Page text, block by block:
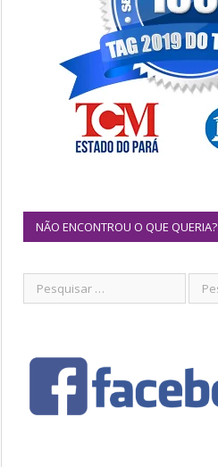
NÃO ENCONTROU O QUE QUERIA?